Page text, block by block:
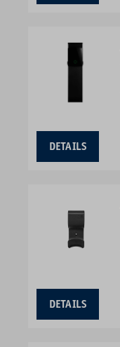
DETAILS
DETAILS